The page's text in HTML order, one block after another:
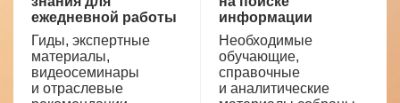
ежедневной работы
Гиды, экспертные
материалы,
видеосеминары
и отраслевые
информации
Необходимые
обучающие,
справочные
и аналитические